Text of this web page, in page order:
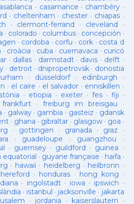
· casamance · chambéry·
· cheltenham · chester· chiapas ·
· clermont-ferrand · cleveland ·
· colorado · columbus· concepción ·
· cordoba · corfu · cork · costa d
· croàcia · cuba · cuernavaca · curicó
· dallas · darmstadt· davis · delft ·
· detroit· dnipropetrovsk· donostia
· düsseldorf· edinburgh ·
· el caire · el salvador · enniskillen ·
· etiopia · exeter· fes· fiji ·
frankfurt· freiburg im breisgau ·
· galway· gambia · gasteiz · gdansk
· ghana · gibraltar· glasgow· goa ·
· gottingen · granada · graz ·
· guadeloupe · guangzhou ·
· guernsey· guildford · guinea ·
equatorial · guyane française · haifa ·
· hawaii · heidelberg · heilbronn ·
hereford · honduras· hong kong ·
· ingolstadt· iowa · ipswich ·
· istanbul · jacksonville · jakarta
· jordania · kaiserslautern ·